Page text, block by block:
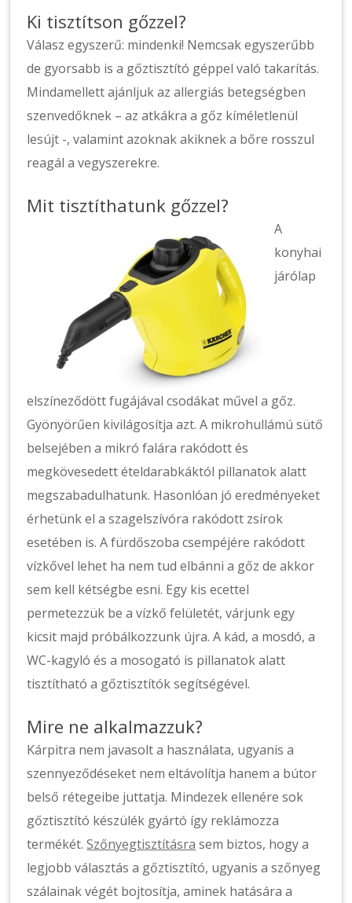
Ki tisztítson gőzzel?
Válasz egyszerű: mindenki! Nemcsak egyszerűbb
de gyorsabb is a gőztisztító géppel való takarítás.
Mindamellett ajánljuk az allergiás betegségben
szenvedőknek – az atkákra a gőz kíméletlenül
lesújt -, valamint azoknak akiknek a bőre rosszul
reagál a vegyszerekre.
Mit tisztíthatunk gőzzel?
A
konyhai
járólap
elszíneződött fugájával csodákat művel a gőz.
Gyönyörűen kivilágosítja azt. A mikrohullámú sütő
belsejében a mikró falára rakódott és
megkövesedett ételdarabkáktól pillanatok alatt
megszabadulhatunk. Hasonlóan jó eredményeket
érhetünk el a szagelszívóra rakódott zsírok
esetében is. A fürdőszoba csempéjére rakódott
vízkővel lehet ha nem tud elbánni a gőz de akkor
sem kell kétségbe esni. Egy kis ecettel
permetezzük be a vízkő felületét, várjunk egy
kicsit majd próbálkozzunk újra. A kád, a mosdó, a
WC-kagyló és a mosogató is pillanatok alatt
tisztítható a gőztisztítók segítségével.
Mire ne alkalmazzuk?
Kárpitra nem javasolt a használata, ugyanis a
szennyeződéseket nem eltávolítja hanem a bútor
belső rétegeibe juttatja. Mindezek ellenére sok
gőztisztító készülék gyártó így reklámozza
termékét.Szőnyegtisztításra sem biztos, hogy a
legjobb választás a gőztisztító, ugyanis a szőnyeg
szálainak végét bojtosítja, aminek hatására a